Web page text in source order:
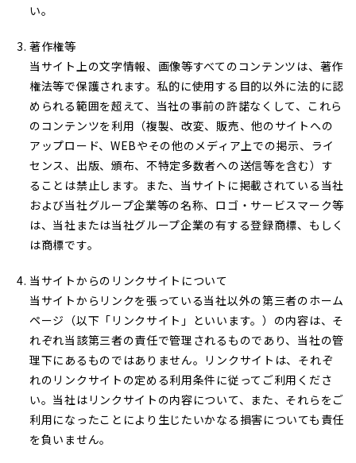
い。
著作権等
当サイト上の文字情報、画像等すべてのコンテンツは、著作
権法等で保護されます。私的に使用する目的以外に法的に認
められる範囲を超えて、当社の事前の許諾なくして、これら
のコンテンツを利用（複製、改変、販売、他のサイトへの
アップロード、WEBやその他のメディア上での掲示、ライ
センス、出版、頒布、不特定多数者への送信等を含む）す
ることは禁止します。また、当サイトに掲載されている当社
および当社グループ企業等の名称、ロゴ・サービスマーク等
は、当社または当社グループ企業の有する登録商標、もしく
は商標です。
当サイトからのリンクサイトについて
当サイトからリンクを張っている当社以外の第三者のホーム
ページ（以下「リンクサイト」といいます。）の内容は、そ
れぞれ当該第三者の責任で管理されるものであり、当社の管
理下にあるものではありません。リンクサイトは、それぞ
れのリンクサイトの定める利用条件に従ってご利用くださ
い。当社はリンクサイトの内容について、また、それらをご
利用になったことにより生じたいかなる損害についても責任
を負いません。